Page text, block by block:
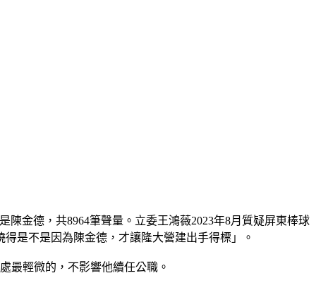
陳金德，共8964筆聲量。立委王鴻薇2023年8月質疑屏東棒球
是不是因為陳金德，才讓隆大營建出手得標」。
最輕微的，不影響他續任公職。